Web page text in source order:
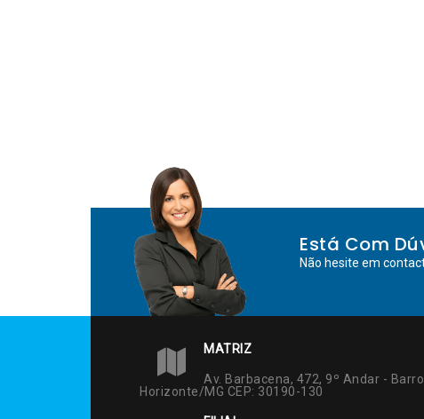
Está Com
Não hesite em
MATRIZ
Av. Barbacena, 472, 9º Andar -
Horizonte/MG CEP: 30190-130